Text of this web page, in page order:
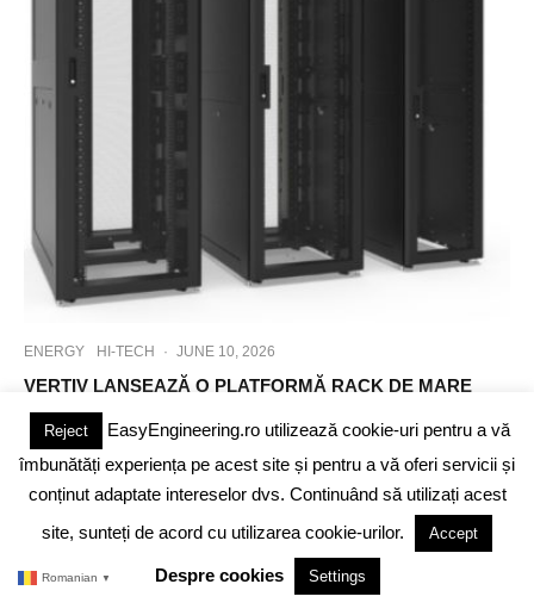
ENERGY HI-TECH · JUNE 10, 2026
VERTIV LANSEAZĂ O PLATFORMĂ RACK DE MARE
INFRASTRUCTURI IT DE ÎNALTĂ DENSITATE
Reject
EasyEngineering.ro utilizează cookie-uri pentru a vă
îmbunătăți experiența pe acest site și pentru a vă oferi servicii și
conținut adaptate intereselor dvs. Continuând să utilizați acest
site, sunteți de acord cu utilizarea cookie-urilor.
Accept
Despre cookies Settings
Romanian ▼